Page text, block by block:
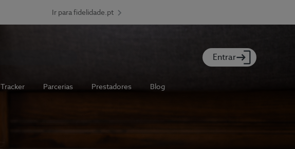
Ir para fidelidade.pt
Entrar
Parcerias Prestadores Blog